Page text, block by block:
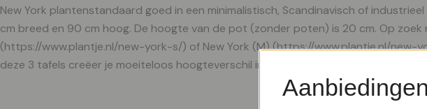
New York plantenstandaard goed in een minimalistisch, Scandinavisch of
cm breed en 90 cm hoog. De hoogte van de pot (zonder poten) is 20 cm. Op
(https://www.plantje.nl/new-york-s/) of New York (M) (https://www.plantje.nl/new-
deze 3 tafels creëer je moeiteloos hoogteverschil in het interieur, zonder dat je hier